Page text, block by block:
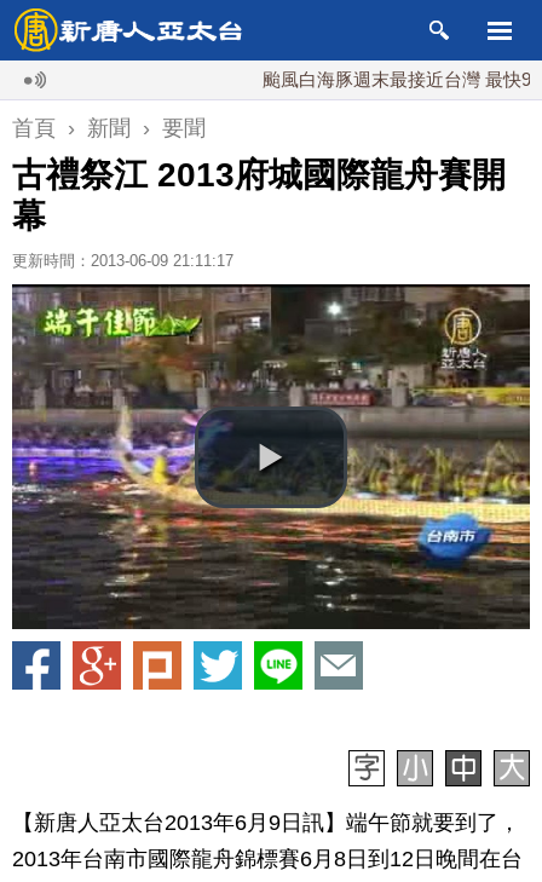
颱風白海豚週末最接近台灣 最快9日可能
首頁 › 新聞 › 要聞
古禮祭江 2013府城國際龍舟賽開
幕
更新時間：2013-06-09 21:11:17
【新唐人亞太台2013年6月9日訊】端午節就要到了，
2013年台南市國際龍舟錦標賽6月8日到12日晚間在台